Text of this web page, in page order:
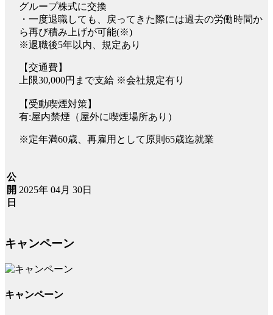
グループ株式に交換
・一度退職しても、戻ってきた際には過去の労働時間か
ら再び積み上げが可能(※)
※退職後5年以内、規定あり
【交通費】
上限30,000円まで支給 ※会社規定有り
【受動喫煙対策】
有:屋内禁煙（屋外に喫煙場所あり）
※定年満60歳、再雇用として原則65歳迄就業
公
開
日
2025年 04月 30日
キャンペーン
キャンペーン